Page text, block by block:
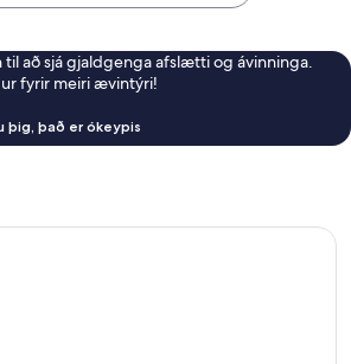
til að sjá gjaldgenga afslætti og ávinninga.
fyrir meiri ævintýri!
þig, það er ókeypis